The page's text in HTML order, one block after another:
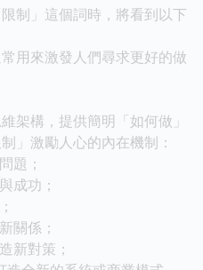
制」這個詞時，將看到以下
用來激發人們尋求更好的做
架構，提供簡明「如何做」
」激勵人心的內在機制：
題；
成功；
關係；
新對策；